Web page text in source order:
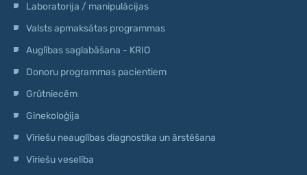
Laboratorija / manipulācijas
Valsts apmaksātas programmas
Auglības saglabāšana - KRIO
Donoru programmas pacientiem
Grūtniecēm
Ginekoloģija
Vīriešu neauglības diagnostika un ārstēšana
Vīriešu veselība